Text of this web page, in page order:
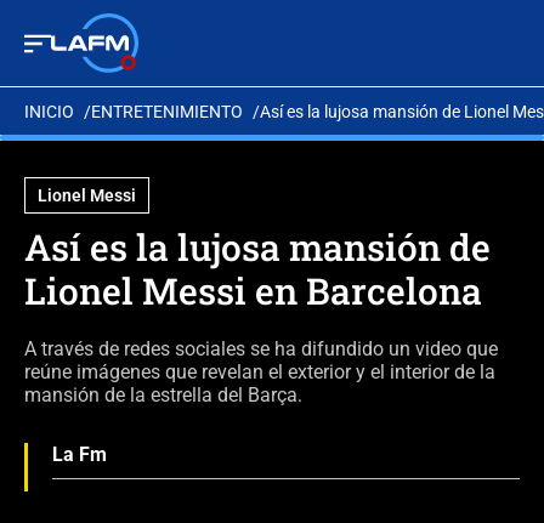
INICIO ENTRETENIMIENTO Así es la lujosa mansión de Lionel
Lionel Messi
Así es la lujosa mansión de
Lionel Messi en Barcelona
A través de redes sociales se ha difundido un video que
reúne imágenes que revelan el exterior y el interior de la
mansión de la estrella del Barça.
La Fm